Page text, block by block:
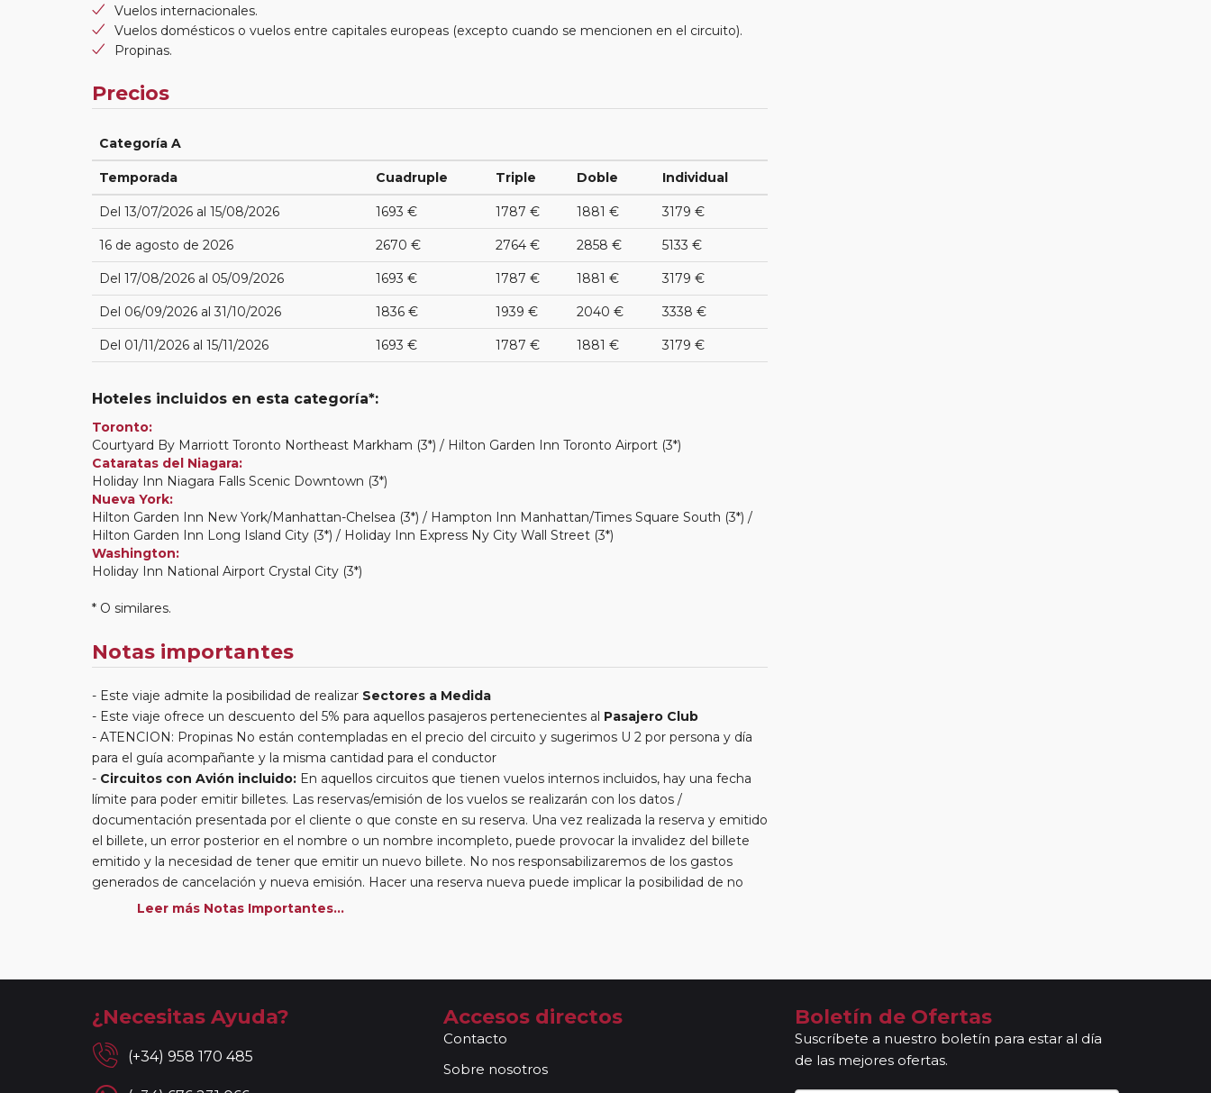
Vuelos internacionales.
Vuelos domésticos o vuelos entre capitales europeas (excepto cuando se mencionen en el circuito).
Propinas.
Precios
Categoría A
Temporada Cuadruple Triple Doble Individual
Del 13/07/2026 al 15/08/2026 1693 € 1787 € 1881 € 3179 €
16 de agosto de 2026 2670 € 2764 € 2858 € 5133 €
Del 17/08/2026 al 05/09/2026 1693 € 1787 € 1881 € 3179 €
Del 06/09/2026 al 31/10/2026 1836 € 1939 € 2040 € 3338 €
Del 01/11/2026 al 15/11/2026 1693 € 1787 € 1881 € 3179 €
Hoteles incluidos en esta categoría*:
Toronto:
Courtyard By Marriott Toronto Northeast Markham (3*) / Hilton Garden Inn Toronto Airport (3*)
Cataratas del Niagara:
Holiday Inn Niagara Falls Scenic Downtown (3*)
Nueva York:
Hilton Garden Inn New York/Manhattan-Chelsea (3*) / Hampton Inn Manhattan/Times Square South (3*) /
Hilton Garden Inn Long Island City (3*) / Holiday Inn Express Ny City Wall Street (3*)
Washington:
Holiday Inn National Airport Crystal City (3*)
* O similares.
Notas importantes
Este viaje admite la posibilidad de realizar Sectores a Medida
Este viaje ofrece un descuento del 5% para aquellos pasajeros pertenecientes al Pasajero Club
ATENCION: Propinas No están contempladas en el precio del circuito y sugerimos U 2 por persona y día
para el guía acompañante y la misma cantidad para el conductor
Circuitos con Avión incluido: En aquellos circuitos que tienen vuelos internos incluidos, hay una fecha
límite para poder emitir billetes. Las reservas/emisión de los vuelos se realizarán con los datos /
documentación presentada por el cliente o que conste en su reserva. Una vez realizada la reserva y emitido
el billete, un error posterior en el nombre o un nombre incompleto, puede provocar la invalidez del billete
emitido y la necesidad de tener que emitir un nuevo billete. No nos responsabilizaremos de los gastos
generados de cancelación y nueva emisión. Hacer una reserva nueva puede implicar la posibilidad de no
conseguir plazas en los mismos vuelos previstos. Las compañías aéreas se reservan el derecho de que un
compañía aérea en el momento de facturar. Recuerde que en estos circuitos no dispondrá de servicio de
maleteros en los hoteles a la llegada y salida del aeropuerto/ estación de tren.
En los Circuitos con Crucero
dispondrá de días libres para poder disfrutar por su cuenta en las ciudades
más activas y bellas de Europa. Durante estos días, no estarán acompañados de nuestros guías. En caso de
circuitos con vuelos incluidos, éstos se emitirán en base a los datos/ documentación entregada.
Leer más Notas Importantes...
¿Necesitas Ayuda?
(+34) 958 170 485
Accesos directos
Contacto
Sobre nosotros
Boletín de Ofertas
Suscríbete a nuestro boletín para estar al día
de las mejores ofertas.